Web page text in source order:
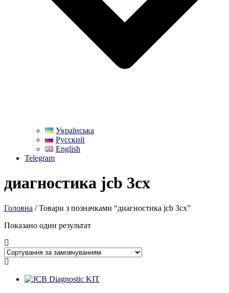
Українська
Русский
English
Telegram
диагностика jcb 3cx
Головна / Товари з позначками “диагностика jcb 3cx”
Показано один результат